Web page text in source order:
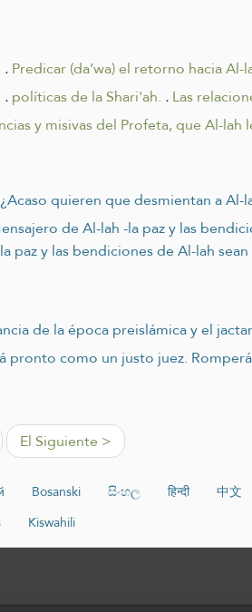
.Predicar (da’wa) el retorno hacia Al-
.políticas de la Shari'ah. .Las
y misivas del Profeta, que Al-lah
quieren que desmientan a Al-
de Al-lah -la paz y las
y las bendiciones de Al-lah
de la época preislámica y el
como un justo juez.
El Siguiente >
Bosanski සිංහල हिन्दी 中文
Kiswahili